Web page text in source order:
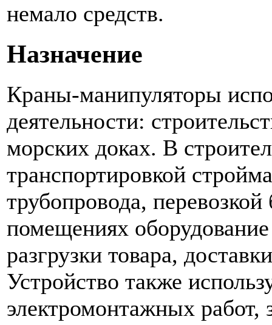
немало средств.
Назначение
Краны-манипуляторы
деятельности:
морских доках. В
транспортировкой
трубопровода,
помещениях
разгрузки товара,
Устройство также
электромонтажных